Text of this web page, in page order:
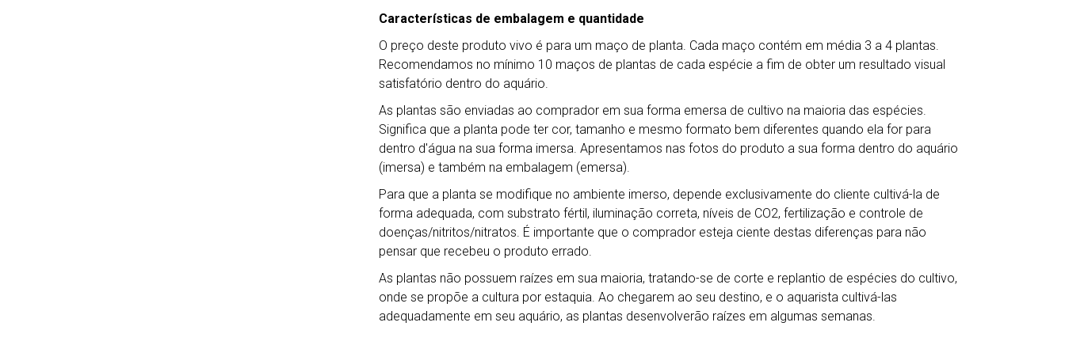
Características de embalagem e quantidade
O preço deste produto vivo é para um maço de planta. Cada maço contém em média 3 a 4 plantas.
Recomendamos no mínimo 10 maços de plantas de cada espécie a fim de obter um resultado visual
satisfatório dentro do aquário.
As plantas são enviadas ao comprador em sua forma emersa de cultivo na maioria das espécies.
Significa que a planta pode ter cor, tamanho e mesmo formato bem diferentes quando ela for para
dentro d'água na sua forma imersa. Apresentamos nas fotos do produto a sua forma dentro do aquário
(imersa) e também na embalagem (emersa).
Para que a planta se modifique no ambiente imerso, depende exclusivamente do cliente cultivá-la de
forma adequada, com substrato fértil, iluminação correta, níveis de CO2, fertilização e controle de
doenças/nitritos/nitratos. É importante que o comprador esteja ciente destas diferenças para não
pensar que recebeu o produto errado.
As plantas não possuem raízes em sua maioria, tratando-se de corte e replantio de espécies do cultivo,
onde se propõe a cultura por estaquia. Ao chegarem ao seu destino, e o aquarista cultivá-las
adequadamente em seu aquário, as plantas desenvolverão raízes em algumas semanas.